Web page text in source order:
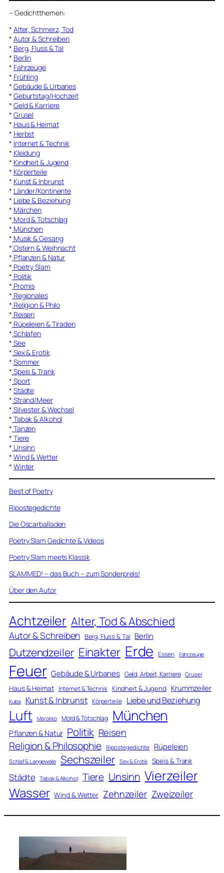
– Gedichtthemen:
* Alter, Schmerz, Tod
* Autor & Schreiben
* Berg, Fluss & Tal
* Berlin
* Fahrzeuge
* Frühling
* Gebäude & Urbanes
* Geburtstag/Hochzeit
* Geld & Karriere
* Grusel
* Haus & Heimat
* Herbst
* Internet & Technik
* Kleidung
* Kindheit & Jugend
* Körperteile
* Kunst & Inbrunst
* Länder/Kontinente
* Liebe & Beziehung
* Märchen
* Mord & Totschlag
* München
* Musik & Gesang
* Ostern & Weihnacht
* Pflanzen & Natur
* Poetry Slam
* Politik
* Promis
* Regionales
* Religion & Philo
* Reisen
* Rüpeleien & Tiraden
* Schlafen
* See
* Sex & Erotik
* Sommer
* Speis & Trank
* Sport
* Städte
* Strand/Meer
* Silvester & Wechsel
* Tabak & Alkohol
* Tanzen
* Tiere
* Unsinn
* Wind & Wetter
* Winter
Best of Poetry
Ripostegedichte
Die Oscarballaden
Poetry Slam Gedichte & Videos
Poetry Slam meets Klassik
SLAMMED! – das Buch – zum Sonderpreis!
Über den Autor
Achtzeiler Alter, Tod & Abschied
Autor & Schreiben Berg, Fluss & Tal Berlin
Dutzendzeiler Einakter Erde Essen Fahrzeuge
Feuer Gebäude & Urbanes Geld, Arbeit, Karriere Grusel
Haus & Heimat Internet & Technik Kindheit & Jugend Krummzeiler
Kuba Kunst & Inbrunst Körperteile Liebe und Beziehung
Luft Marokko Mord & Totschlag München
Pflanzen & Natur Politik Reisen
Religion & Philosophie Ripostegedichte Rüpeleien
Schlaf & Langeweile Sechszeiler Sex & Erotik Speis & Trank
Städte Tabak & Alkohol Tiere Unsinn Vierzeiler
Wasser Wind & Wetter Zehnzeiler Zweizeiler